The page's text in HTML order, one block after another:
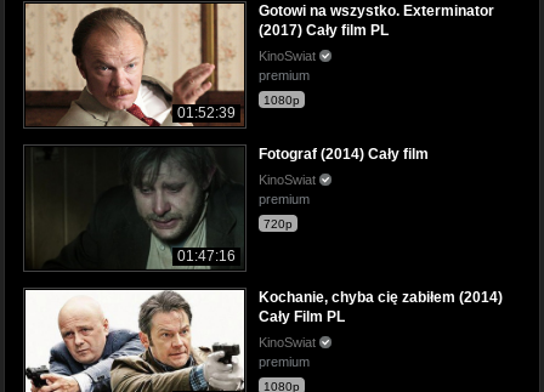
01:52:39
Gotowi na wszystko. Exterminator
(2017) Cały film PL
KinoSwiat
premium
1080p
01:47:16
Fotograf (2014) Cały film
KinoSwiat
premium
720p
Kochanie, chyba cię zabiłem (2014)
Cały Film PL
KinoSwiat
premium
1080p